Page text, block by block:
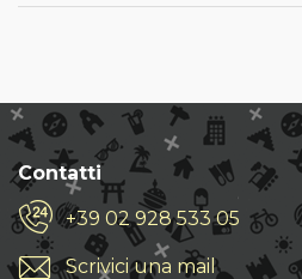
Contatti
+39 02 928 533 05
Scrivici una mail